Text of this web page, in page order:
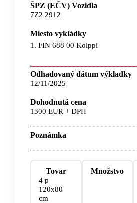
ŠPZ (EČV) Vozidla
7Z2 2912
Miesto vykládky
1. FIN 688 00 Kolppi
Odhadovaný dátum výkladky
12/11/2025
Dohodnutá cena
1300 EUR + DPH
Poznámka
Tovar
4 p
120x80
cm
Množstvo